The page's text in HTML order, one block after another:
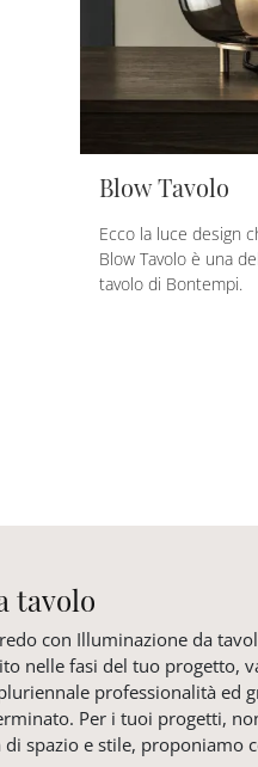
Blow Tavolo
Ecco la luce design
Blow Tavolo è una
tavolo di Bontempi.
tavolo
con Illuminazione da
nelle fasi del tuo
professionalità ed
Per i tuoi progetti,
spazio e stile, proponiamo